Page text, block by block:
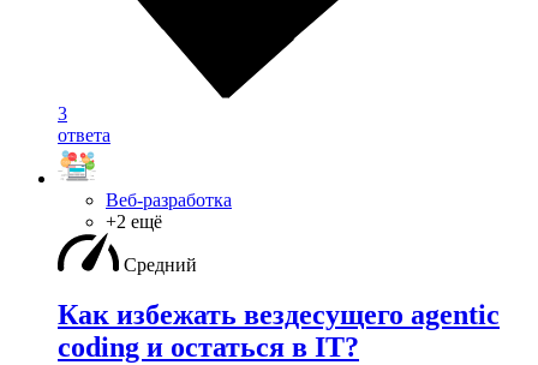
3
ответа
Веб-разработка
+2 ещё
Средний
Как избежать вездесущего agentic
coding и остаться в IT?